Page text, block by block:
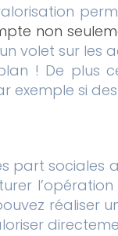
non
volet sur les
! De
exemple si
part sociales